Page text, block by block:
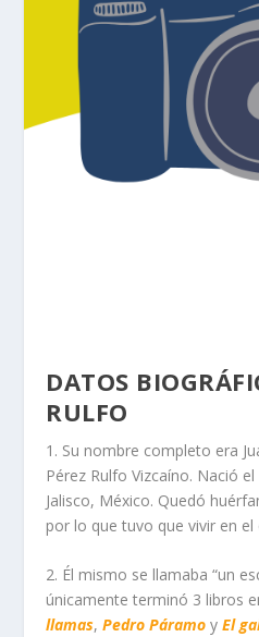
DATOS
RULFO
1. Su nombre completo era
Pérez Rulfo Vizcaíno. Nació
Jalisco, México. Quedó
por lo que tuvo que vivir en el
2. Él mismo se llamaba “un
únicamente terminó 3 libros
llamas,Pedro Páramo yEl